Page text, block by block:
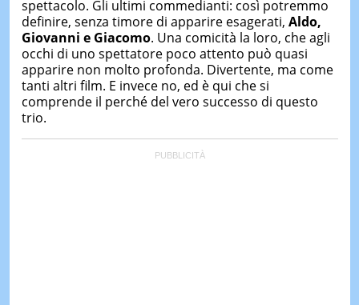
IERI
spettacolo. Gli ultimi commedianti: così potremmo
definire, senza timore di apparire esagerati, Aldo,
Giovanni e Giacomo. Una comicità la loro, che agli
occhi di uno spettatore poco attento può quasi
apparire non molto profonda. Divertente, ma come
tanti altri film. E invece no, ed è qui che si
comprende il perché del vero successo di questo
trio.